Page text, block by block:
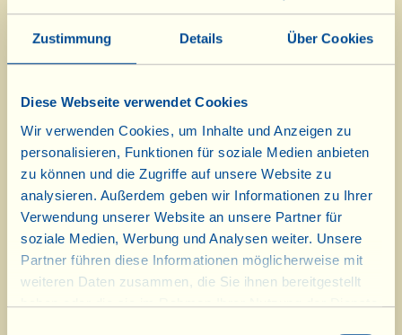
Zustimmung Details Über Cookies
Diese Webseite verwendet Cookies
Wir verwenden Cookies, um Inhalte und Anzeigen zu
personalisieren, Funktionen für soziale Medien anbieten
zu können und die Zugriffe auf unsere Website zu
analysieren. Außerdem geben wir Informationen zu Ihrer
Verwendung unserer Website an unsere Partner für
soziale Medien, Werbung und Analysen weiter. Unsere
Partner führen diese Informationen möglicherweise mit
weiteren Daten zusammen, die Sie ihnen bereitgestellt
haben oder die sie im Rahmen Ihrer Nutzung der Dienste
traditionellen Le Chiassaie 2023
(Méthode Charmat), die sich perfekt
mit frisch gepflückten Erdbeeren oder
mit „La Fragolina“ ( =viallinisches
Erdbeerpüree).
Des Weiteren stehen auch einige
kostbare – nummerierte - Flaschen
des neuen Jahrgangs 2018 des roten